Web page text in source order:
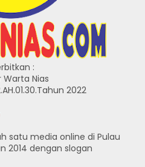
:
Warta Nias
2022
satu media online di Pulau
2014 dengan slogan